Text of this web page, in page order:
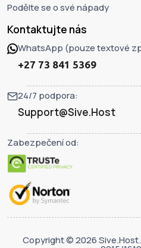
Podělte se o své nápady
Kontaktujte nás
WhatsApp (pouze textové
+27 73 841 5369
24/7 podpora:
Support@Sive.Host
Zabezpečení od:
Copyright © 2026 Sive.Host.